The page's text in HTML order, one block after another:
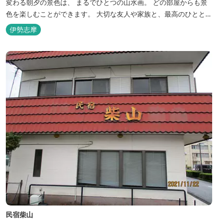
変わる朝夕の景色は、 まるでひとつの山水画。 どの部屋からも景
色を楽しむことができます。 大切な友人や家族と、最高のひととき
を。 1日1組限定とさせていただいております。 完全にプライベー
トでご利用いただけます。
伊勢志摩
民宿柴山